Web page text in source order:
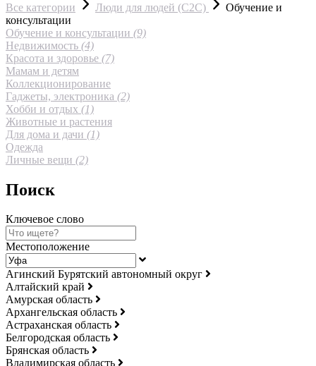
Все категории Люди для людей (С2С)
Обучение и
консультации
Обучение и консультации (9)
Недвижимость (4)
Красота и здоровье (7)
Мамам и детям
Коллекционирование
Гаджеты, электроника (2)
Хобби и отдых (1)
Животные и растения
Для дома и дачи (1)
Одежда
Личные вещи (2)
Поиск
Ключевое слово
Местоположение
Агинский Бурятский автономный округ
Алтайский край
Амурская область
Архангельская область
Астраханская область
Белгородская область
Брянская область
Владимирская область